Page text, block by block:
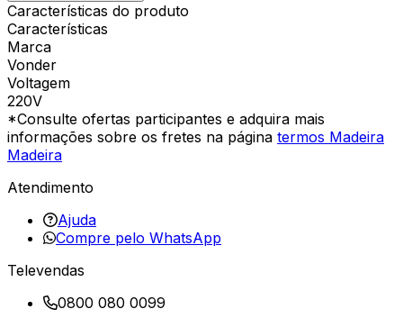
Características do produto
Características
Marca
Vonder
Voltagem
220V
*Consulte ofertas participantes e adquira mais
informações sobre os fretes na página termos Madeira
Madeira
Atendimento
Ajuda
Compre pelo WhatsApp
Televendas
0800 080 0099